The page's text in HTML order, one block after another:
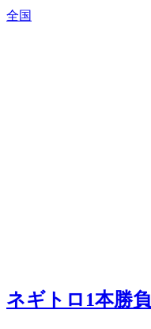
全国
ネギトロ1本勝負